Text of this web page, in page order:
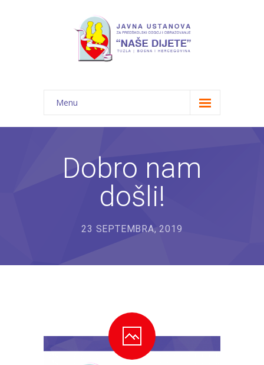
Menu
Početna
O nama
-- JU "Naše dijete"
-- Vrtići
---- Kolibri
Dobro nam
došli!
23 SEPTEMBRA, 2019